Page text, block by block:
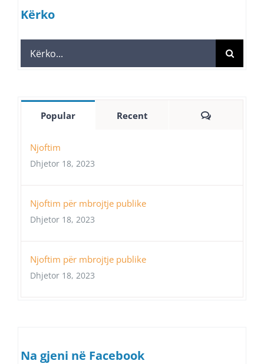
Kërko
Search
for:
Popular Recent Comments
Njoftim
Dhjetor 18, 2023
Njoftim për mbrojtje publike
Dhjetor 18, 2023
Njoftim për mbrojtje publike
Dhjetor 18, 2023
Na gjeni në Facebook